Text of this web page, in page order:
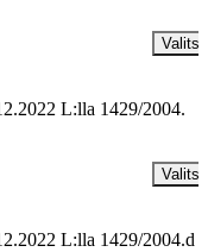
L:lla 1429/2004.
L:lla 1429/2004.d